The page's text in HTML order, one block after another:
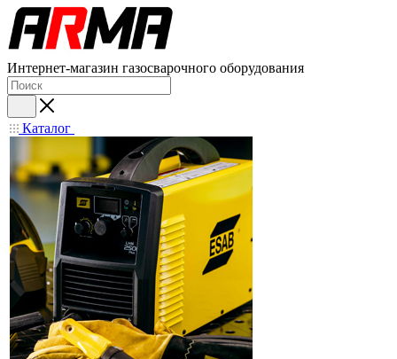
Интернет-магазин газосварочного оборудования
Каталог